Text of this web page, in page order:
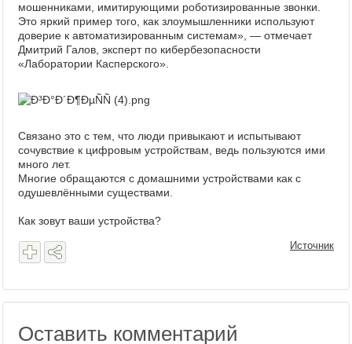
мошенниками, имитирующими роботизированные звонки.
Это яркий пример того, как злоумышленники используют
доверие к автоматизированным системам», ― отмечает
Дмитрий Галов, эксперт по кибербезопасности
«Лаборатории Касперского».
Связано это с тем, что люди привыкают и испытывают
сочувствие к цифровым устройствам, ведь пользуются ими
много лет.
Многие обращаются с домашними устройствами как с
одушевлёнными существами.
Как зовут ваши устройства?
Источник
Оставить комментарий